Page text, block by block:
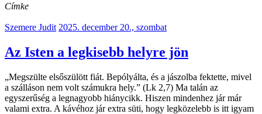
Címke
Szemere Judit 2025. december 20., szombat
Az Isten a legkisebb helyre jön
„Megszülte elsőszülött fiát. Bepólyálta, és a jászolba fektette, mivel
a szálláson nem volt számukra hely.” (Lk 2,7) Ma talán az
egyszerűség a legnagyobb hiánycikk. Hiszen mindenhez jár már
valami extra. A kávéhoz jár extra süti, hogy legközelebb is itt igyam